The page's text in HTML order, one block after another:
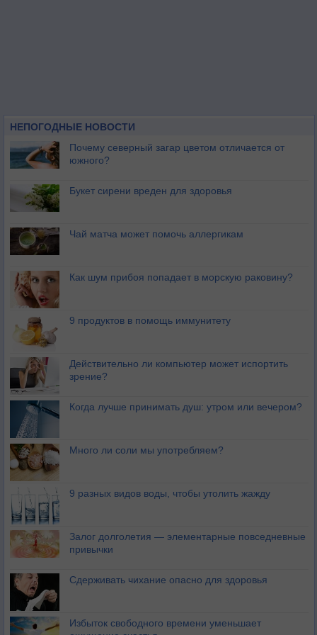
НЕПОГОДНЫЕ НОВОСТИ
Почему северный загар цветом отличается от
южного?
Букет сирени вреден для здоровья
Чай матча может помочь аллергикам
Как шум прибоя попадает в морскую раковину?
9 продуктов в помощь иммунитету
Действительно ли компьютер может испортить
зрение?
Когда лучше принимать душ: утром или вечером?
Много ли соли мы употребляем?
9 разных видов воды, чтобы утолить жажду
Залог долголетия — элементарные повседневные
привычки
Сдерживать чихание опасно для здоровья
Избыток свободного времени уменьшает